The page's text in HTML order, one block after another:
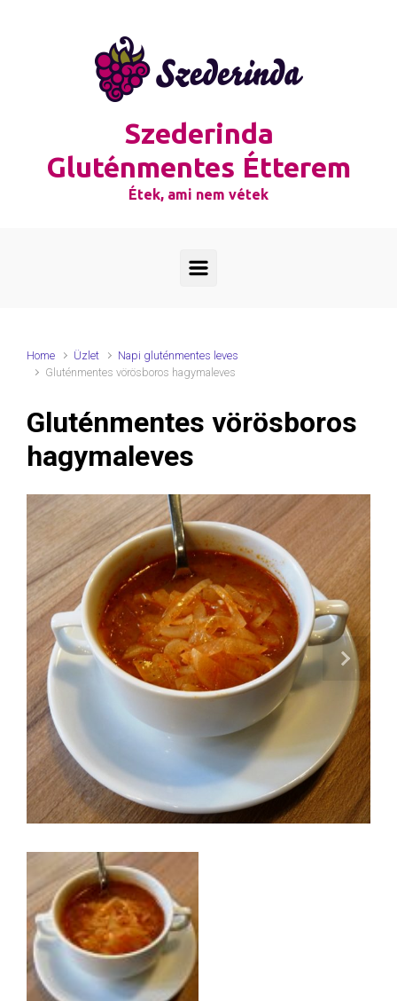
Szederinda
Gluténmentes Étterem
Étek, ami nem vétek
Home Üzlet
Napi gluténmentes leves
Gluténmentes vörösboros hagymaleves
Gluténmentes vörösboros
hagymaleves
Next